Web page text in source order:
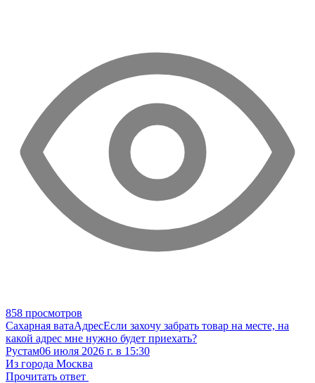
858 просмотров
Сахарная ватаАдресЕсли захочу забрать товар на месте, на
какой адрес мне нужно будет приехать?
Рустам06 июля 2026 г. в 15:30
Из города Москва
Прочитать ответ